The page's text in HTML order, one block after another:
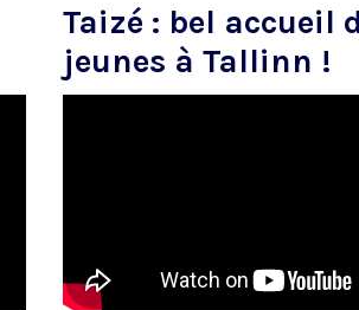
Taizé : bel accueil
jeunes à Tallinn !